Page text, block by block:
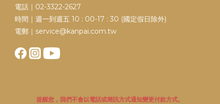
電話｜02-3322-2627
時間｜週一到週五 10 : 00-17 : 30 (國定假日除外)
電郵｜service@kanpai.com.tw
提醒您，我們不會以電話或簡訊方式通知變更付款方式。